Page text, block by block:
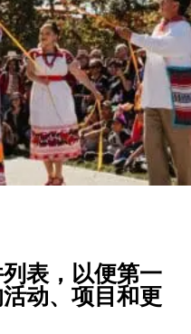
表，以便第一
动、项目和更